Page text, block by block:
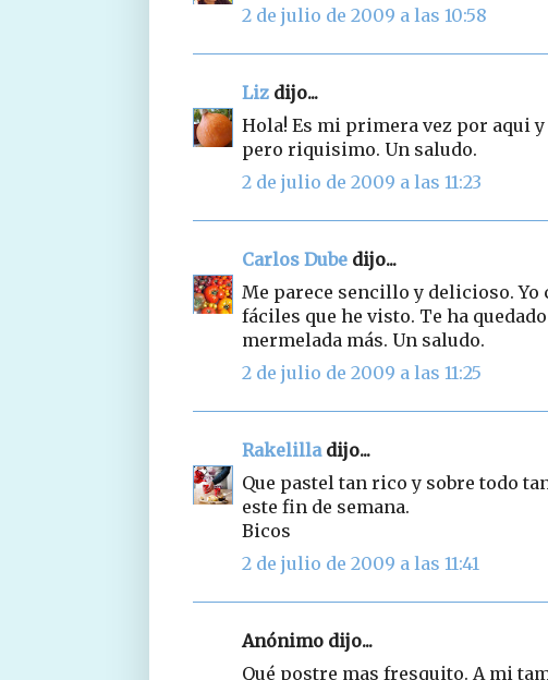
2 de julio de 2009 a las 10:58
Liz dijo...
Hola! Es mi primera vez por aqui
pero riquisimo. Un saludo.
2 de julio de 2009 a las 11:23
Carlos Dube dijo...
Me parece sencillo y delicioso. Yo
fáciles que he visto. Te ha
mermelada más. Un saludo.
2 de julio de 2009 a las 11:25
Rakelilladijo...
Que pastel tan rico y sobre todo
este fin de semana.
Bicos
2 de julio de 2009 a las 11:41
Anónimo dijo...
Qué postre mas fresquito. A mi